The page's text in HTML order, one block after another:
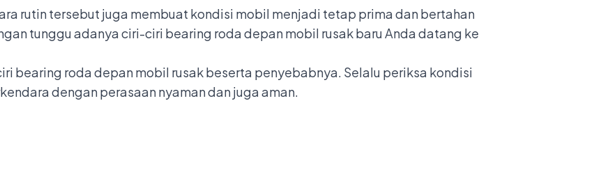
rutin tersebut juga membuat kondisi mobil menjadi tetap prima dan bertahan
tunggu adanya ciri-ciri bearing roda depan mobil rusak baru Anda datang ke
bearing roda depan mobil rusak beserta penyebabnya. Selalu periksa kondisi
dengan perasaan nyaman dan juga aman.